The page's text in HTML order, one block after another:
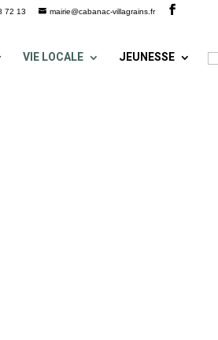
72 13 mairie@cabanac-villagrains.fr
VIE LOCALE JEUNESSE